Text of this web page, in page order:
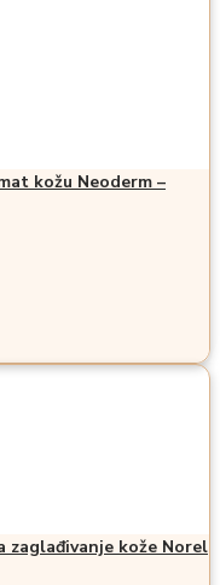
kožu Neoderm –
zaglađivanje kože Norel